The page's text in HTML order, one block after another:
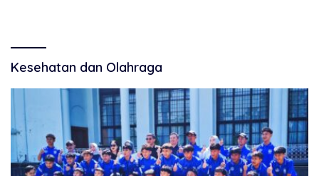
Kesehatan dan Olahraga